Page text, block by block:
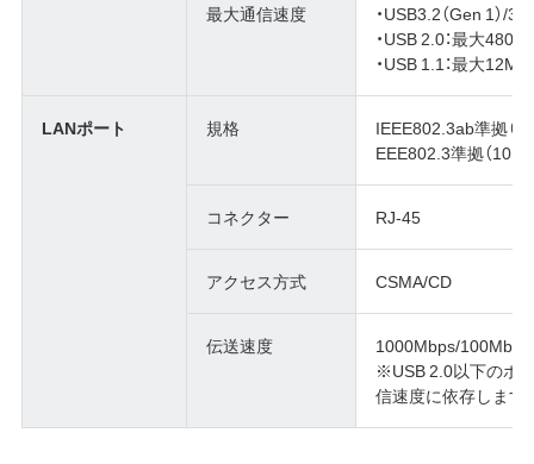
最大通信速度
・USB3.2（Gen 1）/
・USB 2.0：最大
・USB 1.1：最大
LANポート 規格
IEEE802.3ab準拠（
EEE802.3準拠（
コネクター RJ-45
アクセス方式 CSMA/CD
伝送速度
1000Mbps/100Mbps/
※USB 2.0以下のポ
信速度に依存します